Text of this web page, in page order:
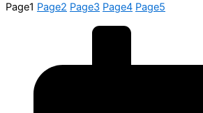
Page1 Page2 Page3 Page4 Page5